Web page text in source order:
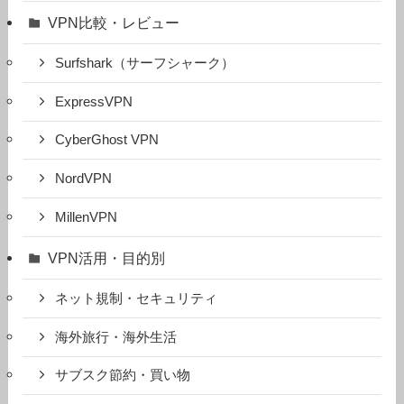
VPN比較・レビュー
Surfshark（サーフシャーク）
ExpressVPN
CyberGhost VPN
NordVPN
MillenVPN
VPN活用・目的別
ネット規制・セキュリティ
海外旅行・海外生活
サブスク節約・買い物